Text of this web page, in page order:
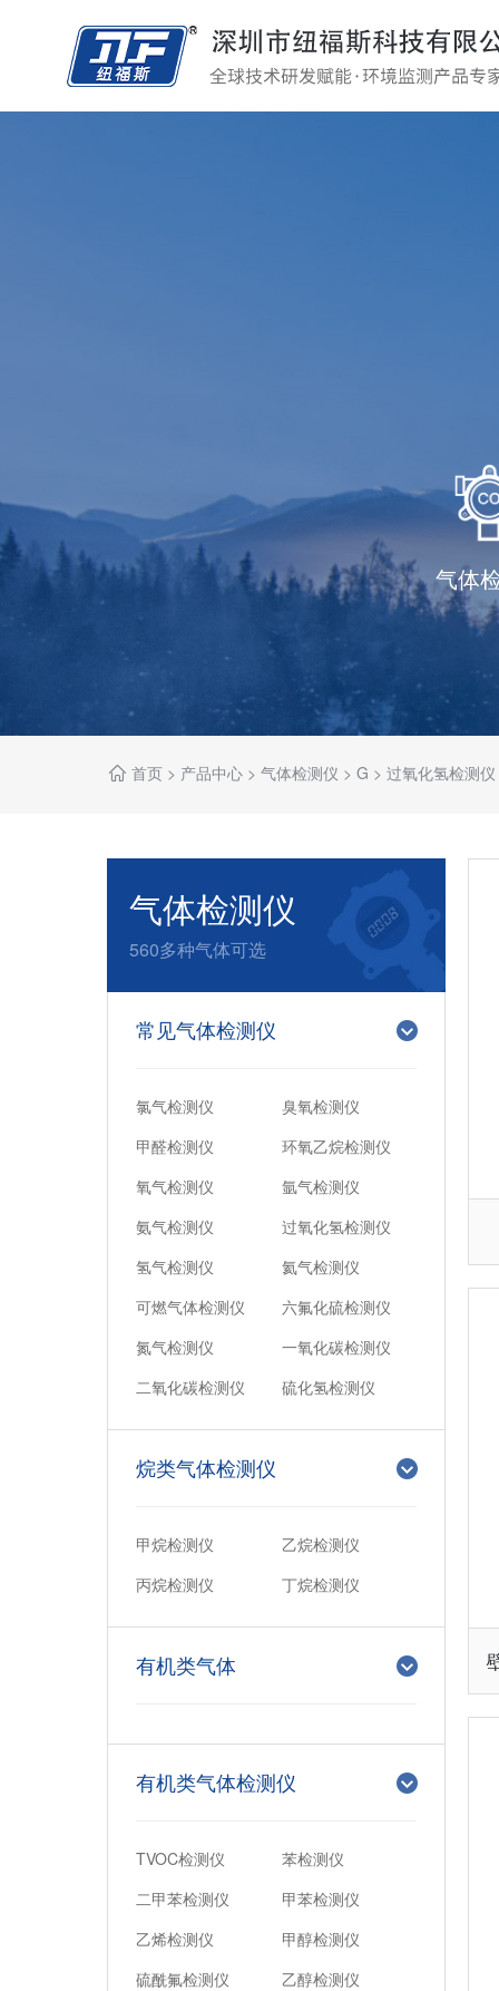
气体
首页 > 产品中心 > 气体检测仪 > G > 过氧化氢检测仪
气体检测仪
560多种气体可选
常见气体检测仪
氯气检测仪
臭氧检测仪
甲醛检测仪
环氧乙烷检测仪
氧气检测仪
氩气检测仪
氨气检测仪
过氧化氢检测仪
氢气检测仪
氦气检测仪
可燃气体检测仪
六氟化硫检测仪
氮气检测仪
一氧化碳检测仪
二氧化碳检测仪
硫化氢检测仪
烷类气体检测仪
甲烷检测仪
乙烷检测仪
丙烷检测仪
丁烷检测仪
有机类气体
有机类气体检测仪
TVOC检测仪
苯检测仪
二甲苯检测仪
甲苯检测仪
乙烯检测仪
甲醇检测仪
硫酰氟检测仪
乙醇检测仪